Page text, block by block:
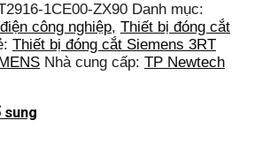
1CE00-ZX90 Danh mục:
công nghiệp, Thiết bị đóng cắt
Thiết bị đóng cắt Siemens 3RT
Nhà cung cấp: TP Newtech
sung